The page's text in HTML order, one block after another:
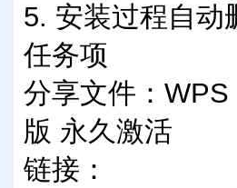
5. 安装过程自动
任务项
分享文件：
版 永久激活
链接：